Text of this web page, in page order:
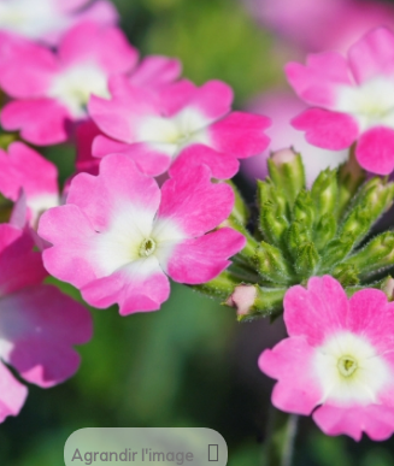
Agrandir l'image